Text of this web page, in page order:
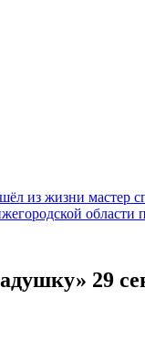
из жизни мастер
области
29